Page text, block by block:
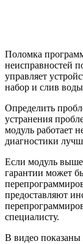
Поломка
неисправностей
управляет
набор и слив
Определить
устранения
модуль работает
диагностики
Если модуль
гарантии может
предоставляют
специалисту.
В видео показаны